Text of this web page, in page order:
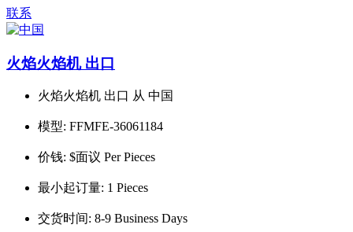
联系
火焰火焰机 出口
火焰火焰机 出口 从 中国
模型: FFMFE-36061184
价钱: $面议 Per Pieces
最小起订量: 1 Pieces
交货时间: 8-9 Business Days